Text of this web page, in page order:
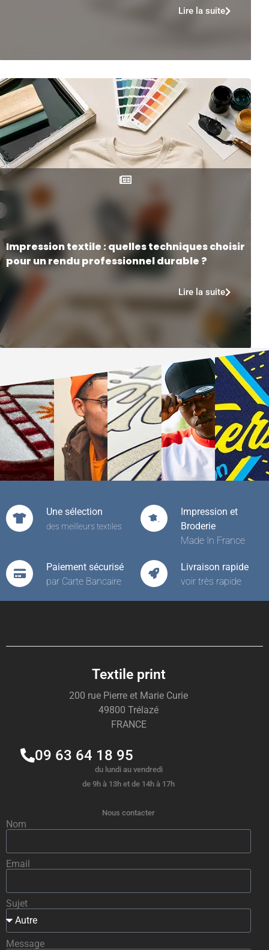
Lire la suite
Impression textile : quelles techniques choisir
pour un rendu professionnel durable ?
Lire la suite
Une sélection
des meilleurs textiles
Impression et
Broderie
Made In France
Paiement sécurisé
par Carte Bancaire
Livraison rapide
voir très rapide
Textile print
200 rue Pierre et Marie Curie
49800 Trélazé
FRANCE
09 63 64 18 95
du lundi au vendredi
de 9h à 13h et de 14h à 17h
Nous contacter
Nom
Email
Sujet
Message